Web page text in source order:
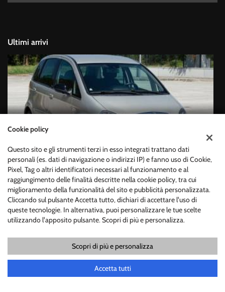
Contatta un consulente
Ultimi arrivi
€ 4.500
LANCIA
MUSA 1.3 MULTIJET 95 CV
Cookie policy
Questo sito e gli strumenti terzi in esso integrati trattano dati
personali (es. dati di navigazione o indirizzi IP) e fanno uso di Cookie,
Pixel, Tag o altri identificatori necessari al funzionamento e al
raggiungimento delle finalità descritte nella cookie policy, tra cui
miglioramento della funzionalità del sito e pubblicità personalizzata.
Cliccando sul pulsante Accetta tutto, dichiari di accettare l'uso di
queste tecnologie. In alternativa, puoi personalizzare le tue scelte
utilizzando l'apposito pulsante. Scopri di più e personalizza.
Scopri di più e personalizza
Accetta tutti